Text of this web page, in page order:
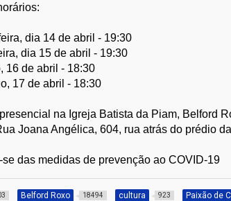
dia 14 de abril - 19:30
dia 15 de abril - 19:30
16 de abril - 18:30
17 de abril - 18:30
na Igreja Batista da Piam, Belford
Joana Angélica, 604, rua atrás do prédio
se das medidas de prevenção ao COVID-19
Belford Roxo 18494 cultura 923 Paixão de